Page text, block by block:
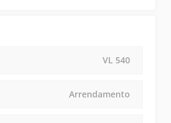
VL 540
Arrendamento